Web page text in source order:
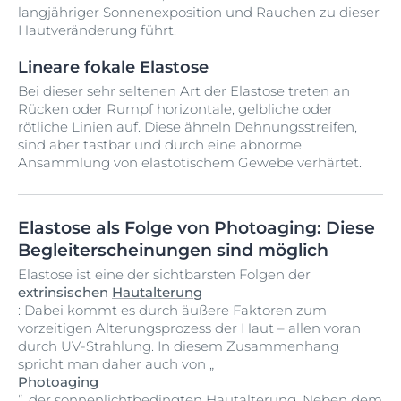
langjähriger Sonnenexposition und Rauchen zu dieser
Hautveränderung führt.
Lineare fokale Elastose
Bei dieser sehr seltenen Art der Elastose treten an
Rücken oder Rumpf horizontale, gelbliche oder
rötliche Linien auf. Diese ähneln Dehnungsstreifen,
sind aber tastbar und durch eine abnorme
Ansammlung von elastotischem Gewebe verhärtet.
Elastose als Folge von Photoaging: Diese
Begleiterscheinungen sind möglich
Elastose ist eine der sichtbarsten Folgen der
extrinsischen Hautalterung
: Dabei kommt es durch äußere Faktoren zum
vorzeitigen Alterungsprozess der Haut – allen voran
durch UV-Strahlung. In diesem Zusammenhang
spricht man daher auch von „
Photoaging